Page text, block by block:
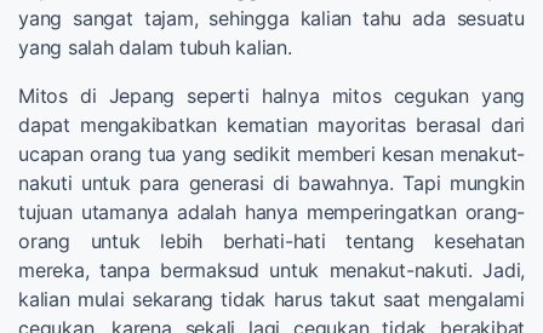
yang sangat tajam, sehingga kalian tahu ada sesuatu
yang salah dalam tubuh kalian.
Mitos di Jepang seperti halnya mitos cegukan yang
dapat mengakibatkan kematian mayoritas berasal dari
ucapan orang tua yang sedikit memberi kesan menakut-
nakuti untuk para generasi di bawahnya. Tapi mungkin
tujuan utamanya adalah hanya memperingatkan orang-
orang untuk lebih berhati-hati tentang kesehatan
mereka, tanpa bermaksud untuk menakut-nakuti. Jadi,
kalian mulai sekarang tidak harus takut saat mengalami
cegukan, karena sekali lagi cegukan tidak berakibat